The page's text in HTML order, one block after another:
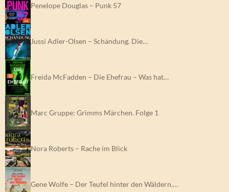
Penelope Douglas – Punk 57
Jussi Adler-Olsen – Schändung. Die…
Freida McFadden – Die Ehefrau – Was hat…
Marc Gruppe: Grimms Märchen. Folge 1
Nora Roberts – Rache im Blick
Gene Wolfe – Der Teufel hinter den Wäldern.…